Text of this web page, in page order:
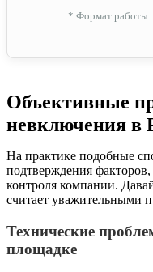
* Формат работы:
Объективные
невключения
На практике подобные
подтверждения
контроля компании.
считает уважительными
Технические
площадке